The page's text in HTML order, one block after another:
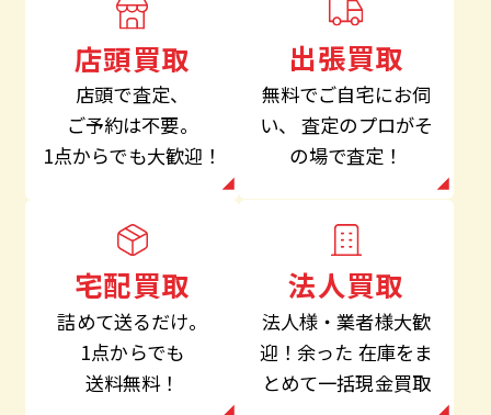
店頭買取
店頭で査定、
ご予約は不要。
1点からでも大歓迎！
出張買取
無料でご自宅にお伺
い、
査定のプロがそ
の場で査定！
宅配買取
詰めて送るだけ。
1点からでも
送料無料！
法人買取
法人様・業者様大歓
迎！余った 在庫をま
とめて一括現金買取